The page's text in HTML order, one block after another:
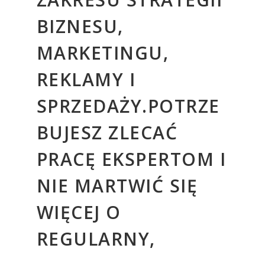
BIZNESU,
MARKETINGU,
REKLAMY I
SPRZEDAŻY.POTRZE
BUJESZ ZLECAĆ
PRACĘ EKSPERTOM I
NIE MARTWIĆ SIĘ
WIĘCEJ O
REGULARNY,